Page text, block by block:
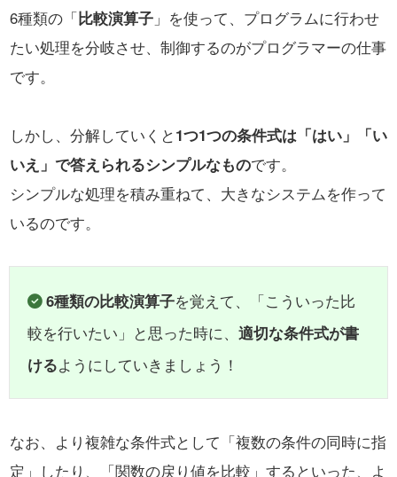
6種類の「比較演算子 」を使って、プログラムに行わせ
たい処理を分岐させ、制御するのがプログラマーの仕事
です。
しかし、分解していくと1つ1つの条件式は「はい」「い
いえ」で答えられるシンプルなものです。
シンプルな処理を積み重ねて、大きなシステムを作って
いるのです。
6種類の比較演算子を覚えて、「こういった比
較を行いたい」と思った時に、 適切な条件式が書
けるようにしていきましょう！
なお、より複雑な条件式として「複数の条件の同時に指
定」したり、「関数の戻り値を比較」するといった、よ